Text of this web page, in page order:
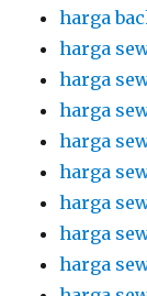
harga
harga
harga
harga
harga
harga
harga
harga
harga